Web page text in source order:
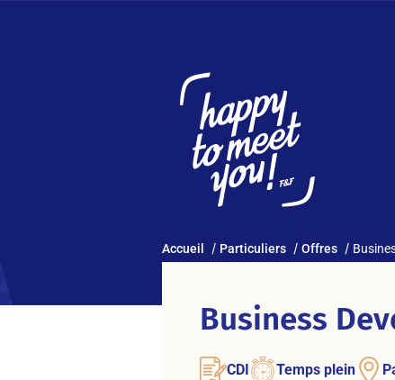
Accueil Particuliers Offres
Business
CDI Temps plein